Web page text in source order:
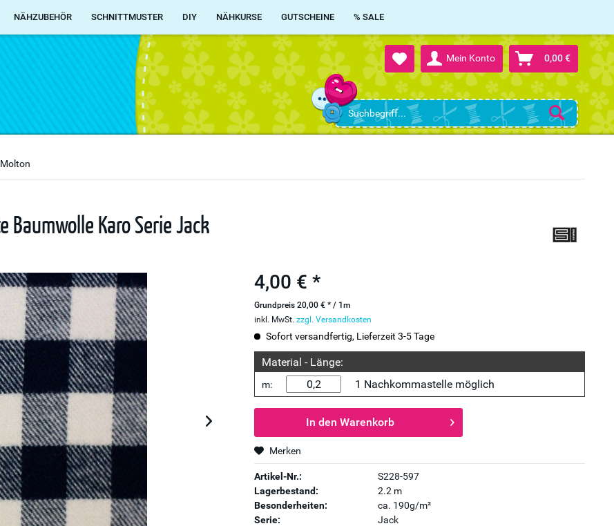
Mein Konto 0,00 €
NÄHZUBEHÖR SCHNITTMUSTER DIY NÄHKURSE GUTSCHEINE % SALE
Karo Serie Jack
4,00 € *
Grundpreis 20,00 € * / 1m
inkl. MwSt.zzgl. Versandkosten
Sofort versandfertig, Lieferzeit 3-5 Tage
Material - Länge:
m: 1 Nachkommastelle möglich
In den Warenkorb
Merken
Artikel-Nr.:
S228-597
Lagerbestand:
2.2 m
Besonderheiten:
ca. 190g/m²
Serie:
Jack